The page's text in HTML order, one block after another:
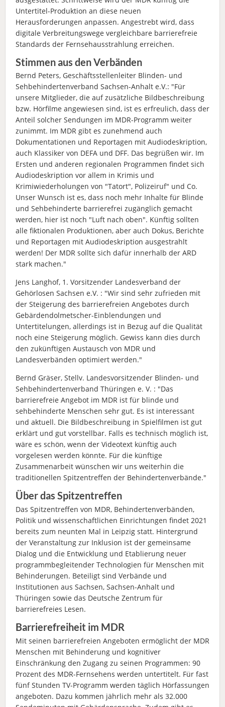
Untertitel-Produktion an diese neuen
Herausforderungen anpassen. Angestrebt wird, dass
digitale Verbreitungswege vergleichbare barrierefreie
Standards der Fernsehausstrahlung erreichen.
Stimmen aus den Verbänden
Bernd Peters, Geschäftsstellenleiter Blinden- und
Sehbehindertenverband Sachsen-Anhalt e.V.: "Für
unsere Mitglieder, die auf zusätzliche Bildbeschreibung
bzw. Hörfilme angewiesen sind, ist es erfreulich, dass der
Anteil solcher Sendungen im MDR-Programm weiter
zunimmt. Im MDR gibt es zunehmend auch
Dokumentationen und Reportagen mit Audiodeskription,
auch Klassiker von DEFA und DFF. Das begrüßen wir. Im
Ersten und anderen regionalen Programmen findet sich
Audiodeskription vor allem in Krimis und
Krimiwiederholungen von "Tatort", Polizeiruf" und Co.
Unser Wunsch ist es, dass noch mehr Inhalte für Blinde
und Sehbehinderte barrierefrei zugänglich gemacht
werden, hier ist noch "Luft nach oben". Künftig sollten
alle fiktionalen Produktionen, aber auch Dokus, Berichte
und Reportagen mit Audiodeskription ausgestrahlt
werden! Der MDR sollte sich dafür innerhalb der ARD
stark machen."
Jens Langhof, 1. Vorsitzender Landesverband der
Gehörlosen Sachsen e.V. : "Wir sind sehr zufrieden mit
der Steigerung des barrierefreien Angebotes durch
Gebärdendolmetscher-Einblendungen und
Untertitelungen, allerdings ist in Bezug auf die Qualität
noch eine Steigerung möglich. Gewiss kann dies durch
den zukünftigen Austausch von MDR und
Landesverbänden optimiert werden."
Bernd Gräser, Stellv. Landesvorsitzender Blinden- und
Sehbehindertenverband Thüringen e. V. : "Das
barrierefreie Angebot im MDR ist für blinde und
sehbehinderte Menschen sehr gut. Es ist interessant
und aktuell. Die Bildbeschreibung in Spielfilmen ist gut
erklärt und gut vorstellbar. Falls es technisch möglich ist,
wäre es schön, wenn der Videotext künftig auch
vorgelesen werden könnte. Für die künftige
Zusammenarbeit wünschen wir uns weiterhin die
traditionellen Spitzentreffen der Behindertenverbände."
Über das Spitzentreffen
Das Spitzentreffen von MDR, Behindertenverbänden,
Politik und wissenschaftlichen Einrichtungen findet 2021
bereits zum neunten Mal in Leipzig statt. Hintergrund
der Veranstaltung zur Inklusion ist der gemeinsame
Dialog und die Entwicklung und Etablierung neuer
programmbegleitender Technologien für Menschen mit
Behinderungen. Beteiligt sind Verbände und
Institutionen aus Sachsen, Sachsen-Anhalt und
Thüringen sowie das Deutsche Zentrum für
barrierefreies Lesen.
Barrierefreiheit im MDR
Mit seinen barrierefreien Angeboten ermöglicht der MDR
Menschen mit Behinderung und kognitiver
Einschränkung den Zugang zu seinen Programmen: 90
Prozent des MDR-Fernsehens werden untertitelt. Für fast
fünf Stunden TV-Programm werden täglich Hörfassungen
angeboten. Dazu kommen jährlich mehr als 32.000